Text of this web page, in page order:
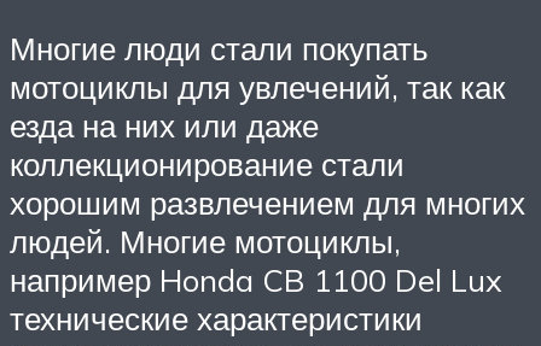
Многие люди стали покупать
мотоциклы для увлечений, так как
езда на них или даже
коллекционирование стали
хорошим развлечением для многих
людей. Многие мотоциклы,
например Honda CB 1100 Del Lux
технические характеристики